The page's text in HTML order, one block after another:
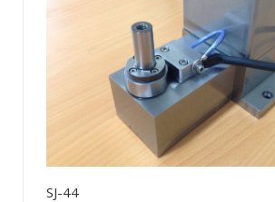
SJ-44